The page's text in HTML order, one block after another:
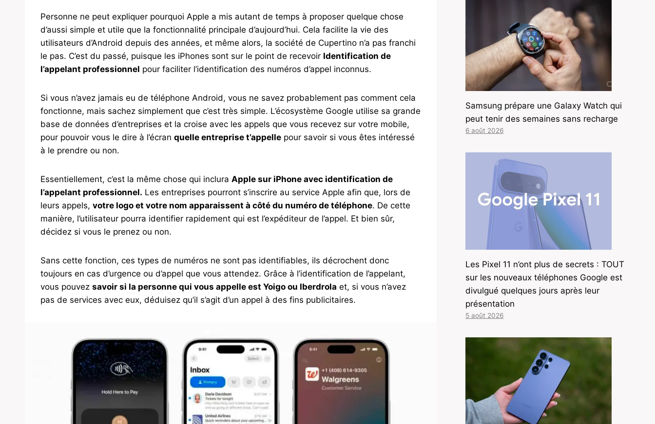
Personne ne peut expliquer pourquoi Apple a mis autant de temps à proposer quelque chose
d’aussi simple et utile que la fonctionnalité principale d’aujourd’hui. Cela facilite la vie des
utilisateurs d’Android depuis des années, et même alors, la société de Cupertino n’a pas franchi
le pas. C’est du passé, puisque les iPhones sont sur le point de recevoir Identification de
l’appelant professionnel pour faciliter l’identification des numéros d’appel inconnus.
Si vous n’avez jamais eu de téléphone Android, vous ne savez probablement pas comment cela
fonctionne, mais sachez simplement que c’est très simple. L’écosystème Google utilise sa grande
base de données d’entreprises et la croise avec les appels que vous recevez sur votre mobile,
pour pouvoir vous le dire à l’écran quelle entreprise t’appelle pour savoir si vous êtes intéressé
à le prendre ou non.
Essentiellement, c’est la même chose qui inclura Apple sur iPhone avec identification de
l’appelant professionnel. Les entreprises pourront s’inscrire au service Apple afin que, lors de
leurs appels, votre logo et votre nom apparaissent à côté du numéro de téléphone. De cette
manière, l’utilisateur pourra identifier rapidement qui est l’expéditeur de l’appel. Et bien sûr,
décidez si vous le prenez ou non.
Sans cette fonction, ces types de numéros ne sont pas identifiables, ils décrochent donc
toujours en cas d’urgence ou d’appel que vous attendez. Grâce à l’identification de l’appelant,
vous pouvez savoir si la personne qui vous appelle est Yoigo ou Iberdrola et, si vous n’avez
pas de services avec eux, déduisez qu’il s’agit d’un appel à des fins publicitaires.
Samsung prépare une Galaxy Watch qui
peut tenir des semaines sans recharge
6 août 2026
Les Pixel 11 n’ont plus de secrets : TOUT
sur les nouveaux téléphones Google est
divulgué quelques jours après leur
présentation
5 août 2026